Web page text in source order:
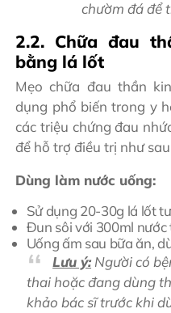
chườm đá để
2.2. Chữa đau
bằng lá lốt
Mẹo chữa đau thần
dụng phổ biến trong y
các triệu chứng đau
để hỗ trợ điều trị như
Dùng làm nước uống:
Sử dụng 20-30g lá lốt
Đun sôi với 300ml nước
Uống ấm sau bữa ăn,
Lưu ý: Người có
thai hoặc đang dùng
khảo bác sĩ trước khi